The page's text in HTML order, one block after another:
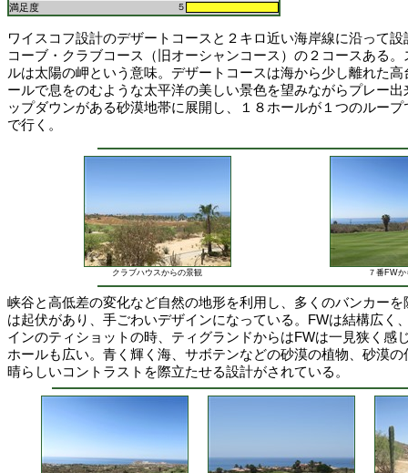
満足度 ５
ワイスコフ設計のデザートコースと２キロ近い海岸線に沿って
コーブ・クラブコース（旧オーシャンコース）の２コースある
ルは太陽の岬という意味。デザートコースは海から少し離れた
ールで息をのむような太平洋の美しい景色を望みながらプレー
ップダウンがある砂漠地帯に展開し、１８ホールが１つのルー
で行く。
クラブハウスからの景観 ７番FW
峡谷と高低差の変化など自然の地形を利用し、多くのバンカー
は起伏があり、手ごわいデザインになっている。FWは結構広く
インのティショットの時、ティグランドからはFWは一見狭く感
ホールも広い。青く輝く海、サボテンなどの砂漠の植物、砂漠
晴らしいコントラストを際立たせる設計がされている。